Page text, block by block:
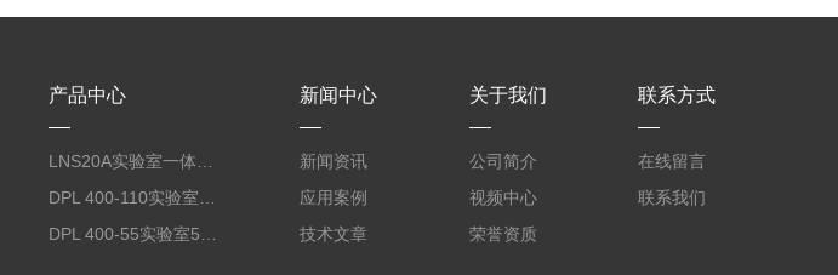
产品中心 新闻中心
新闻资讯
应用案例
技术文章
关于我们
公司简介
视频中心
荣誉资质
联系方式
在线留言
联系我们